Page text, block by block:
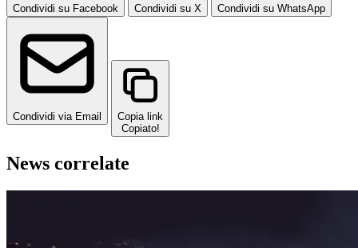
Condividi su Facebook Condividi su X Condividi su WhatsApp
Condividi via Email
Copia link
Copiato!
News correlate